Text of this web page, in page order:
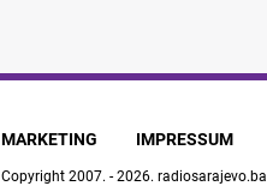
MARKETING IMPRESSUM
Copyright 2007. - 2026. radiosarajevo.ba